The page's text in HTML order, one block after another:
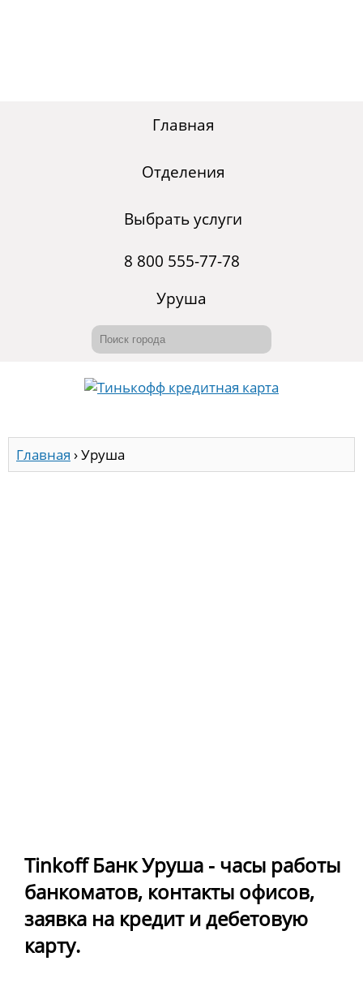
Главная
Отделения
Выбрать услуги
8 800 555-77-78
Уруша
Главная ›Уруша
Tinkoff Банк Уруша - часы работы
банкоматов, контакты офисов,
заявка на кредит и дебетовую
карту.